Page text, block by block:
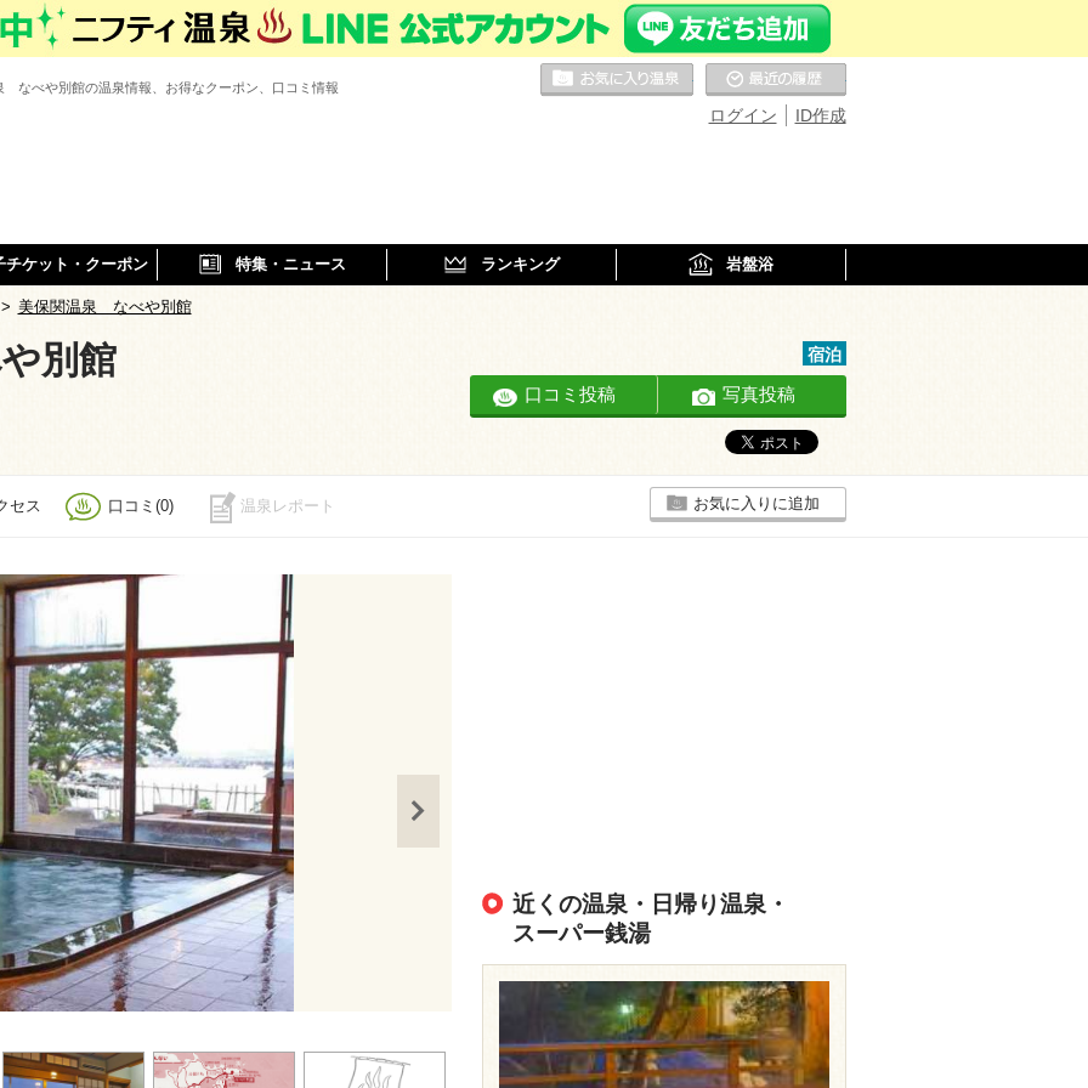
なべや別館の温泉情報、お得なクーポン、口コミ情報
ID作成
ログイン
お気に入りの温泉
チケット・クーポン 特集・ニュース ランキング 岩盤浴
> 美保関温泉 なべや別館
別館 宿泊
口コミ投稿 写真投稿
セス 口コミ(0) 温泉レポート お気に入りに追加
https://travel.rakuten.co.jp/HOTEL/13703/
近くの温泉・日帰り温泉・
スーパー銭湯